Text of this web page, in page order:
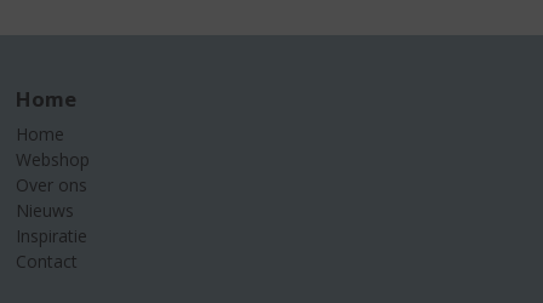
Home
Home
Webshop
Over ons
Nieuws
Inspiratie
Contact